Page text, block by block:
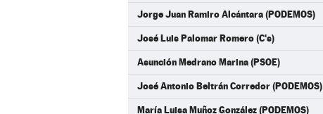
Jorge Juan Ramiro Alcántara (PODEMOS)
José Luis Palomar Romero (C's)
Asunción Medrano Marina (PSOE)
José Antonio Beltrán Corredor (PODEMOS)
María Luisa Muñoz González (PODEMOS)